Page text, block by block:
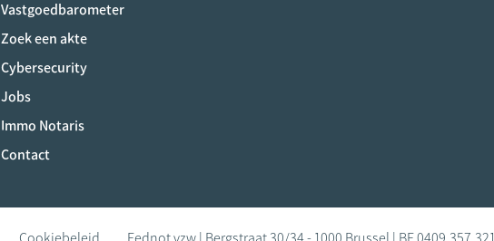
Vastgoedbarometer
Zoek een akte
Cybersecurity
Jobs
Immo Notaris
Contact